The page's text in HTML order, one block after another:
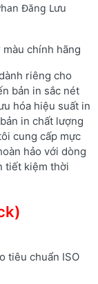
Đăng Lưu
chính hãng
riêng cho
bản in sắc nét
hóa hiệu suất in
in chất lượng
cung cấp mực
hảo với dòng
tiết kiệm thời
tiêu chuẩn ISO